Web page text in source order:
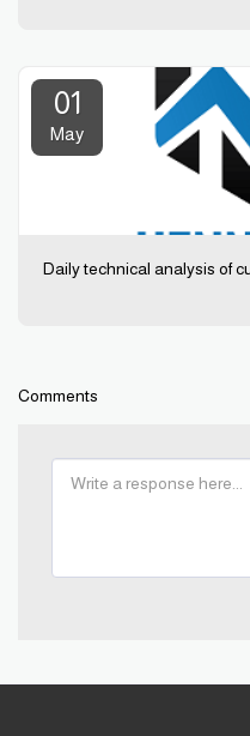
01
May
Daily technical analysis of
Comments